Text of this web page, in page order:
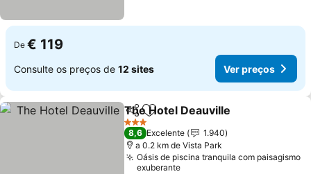
De € 119
Consulte os preços de 12 sites Ver preços
PartilharAdicionar aos favoritos
The Hotel Deauville
3 Estrelas
8,6 Excelente
1.940
a 0.2 km de Vista Park
Oásis de piscina tranquila com paisagismo
exuberante